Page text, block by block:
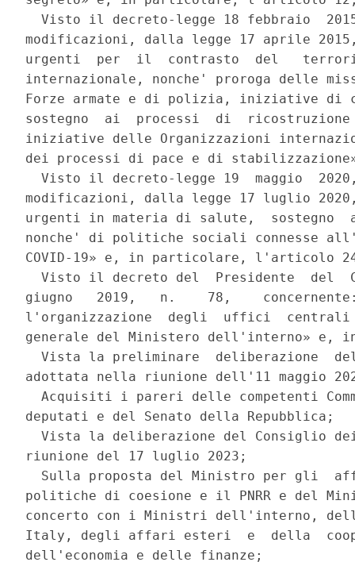
Visto il decreto-legge 18 febbraio
modificazioni, dalla legge 17 aprile
urgenti  per  il  contrasto  del
internazionale, nonche' proroga delle
Forze armate e di polizia, iniziative di
sostegno  ai  processi  di
iniziative delle Organizzazioni
dei processi di pace e di
Visto il decreto-legge 19  maggio
modificazioni, dalla legge 17 luglio
urgenti in materia di salute,  sostegno
nonche' di politiche sociali connesse
COVID-19» e, in particolare, l'articolo
Visto il decreto del  Presidente  del
giugno   2019,   n.    78,
l'organizzazione  degli  uffici
generale del Ministero dell'interno»
Vista la preliminare  deliberazione
adottata nella riunione dell'11 maggio
Acquisiti i pareri delle competenti
deputati e del Senato della Repubblica;
Vista la deliberazione del Consiglio
riunione del 17 luglio 2023;
Sulla proposta del Ministro per gli
politiche di coesione e il PNRR e del
concerto con i Ministri dell'interno,
Italy, degli affari esteri  e  della
dell'economia e delle finanze;